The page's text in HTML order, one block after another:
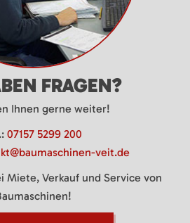
FRAGEN?
Ihnen gerne weiter!
07157 5299 200
veit.de
Miete, Verkauf und Service von